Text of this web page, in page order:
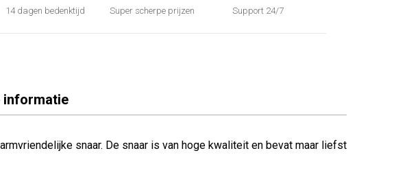
14 dagen bedenktijd Super scherpe prijzen Support 24/7
informatie
snaar. De snaar is van hoge kwaliteit en bevat maar liefst